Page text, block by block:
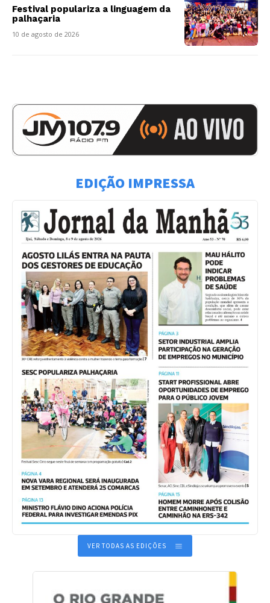
Festival populariza a linguagem da
palhaçaria
10 de agosto de 2026
EDIÇÃO IMPRESSA
VER TODAS AS EDIÇÕES